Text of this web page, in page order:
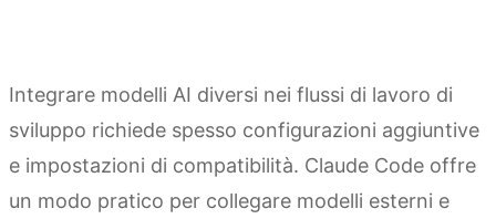
Integrare modelli AI diversi nei flussi di lavoro di
sviluppo richiede spesso configurazioni aggiuntive
e impostazioni di compatibilità. Claude Code offre
un modo pratico per collegare modelli esterni e